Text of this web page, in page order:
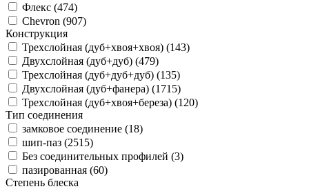
Флекс (474)
Chevron (907)
Конструкция
Трехслойная (дуб+хвоя+хвоя) (143)
Двухслойная (дуб+дуб) (479)
Трехслойная (дуб+дуб+дуб) (135)
Двухслойная (дуб+фанера) (1715)
Трехслойная (дуб+хвоя+береза) (120)
Тип соединения
замковое соединение (18)
шип-паз (2515)
Без соединительных профилей (3)
пазированная (60)
Степень блеска